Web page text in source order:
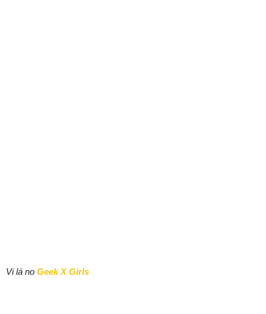
Vi lá no Geek X Girls